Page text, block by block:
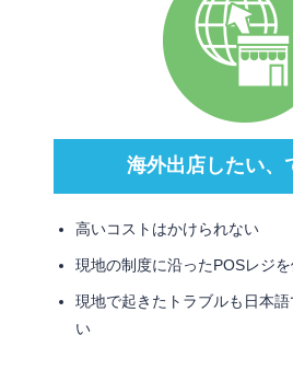
海外出店したい、
高いコストはかけられない
現地の制度に沿ったPOSレジ
現地で起きたトラブルも日本
い